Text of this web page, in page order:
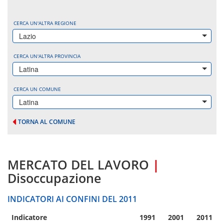
CERCA UN'ALTRA REGIONE
Lazio
CERCA UN'ALTRA PROVINCIA
Latina
CERCA UN COMUNE
Latina
TORNA AL COMUNE
MERCATO DEL LAVORO |
Disoccupazione
INDICATORI AI CONFINI DEL 2011
Indicatore 1991 2001 2011